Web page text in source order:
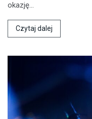
okazję…
Czytaj dalej